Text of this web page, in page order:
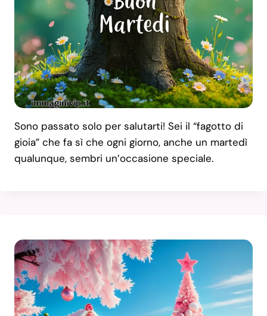
Sono passato solo per salutarti! Sei il “fagotto di
gioia” che fa sì che ogni giorno, anche un martedì
qualunque, sembri un’occasione speciale.